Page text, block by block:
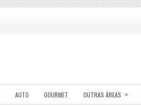
AUTO GOURMET OUTRAS ÁREAS »